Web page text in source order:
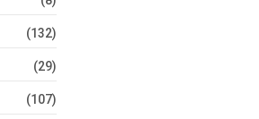
(132)
(29)
(107)